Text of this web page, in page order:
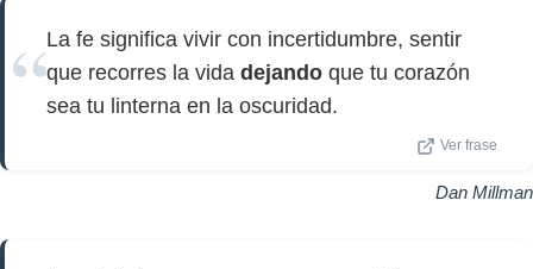
La fe significa vivir con incertidumbre, sentir
que recorres la vida dejando que tu corazón
sea tu linterna en la oscuridad.
Ver frase
Dan Millman